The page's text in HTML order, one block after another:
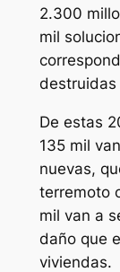
2.300
mil
destruidas
De estas
135 mil
nuevas,
terremoto
mil van a
daño que
viviendas.